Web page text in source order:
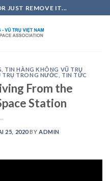
JUST REMOVE IT...
TIN HÀNG KHÔNG VŨ TRỤ
TRONG NƯỚC TIN TỨC
From the
Station
25, 2020BY ADMIN